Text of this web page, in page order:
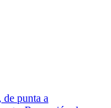
punta a